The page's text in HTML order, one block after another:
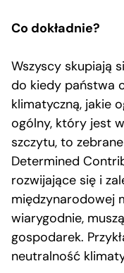
Co dokładnie?
Wszyscy skupiają
do kiedy państwa
klimatyczną, jakie
ogólny, który jest
szczytu, to
Determined
rozwijające się i
międzynarodowej
wiarygodnie,
gospodarek.
neutralność